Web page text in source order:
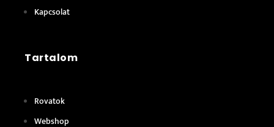
Kapcsolat
Tartalom
Rovatok
Webshop